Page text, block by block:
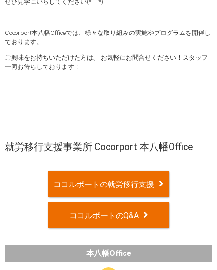
ぜひ見学にいらしてください(*^_^*)
Cocorport本八幡Officeでは、様々な取り組みの実施やプログラムを開催し
ております。
ご興味をお持ちいただけた方は、 お気軽にお問合せください！スタッフ
一同お待ちしております！
就労移行支援事業所 Cocorport 本八幡Office
ココルポートの就労移行支援
ココルポートのQ&A
本八幡Office